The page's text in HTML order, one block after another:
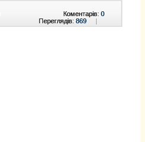
Коментарів: 0
Переглядів: 869 |